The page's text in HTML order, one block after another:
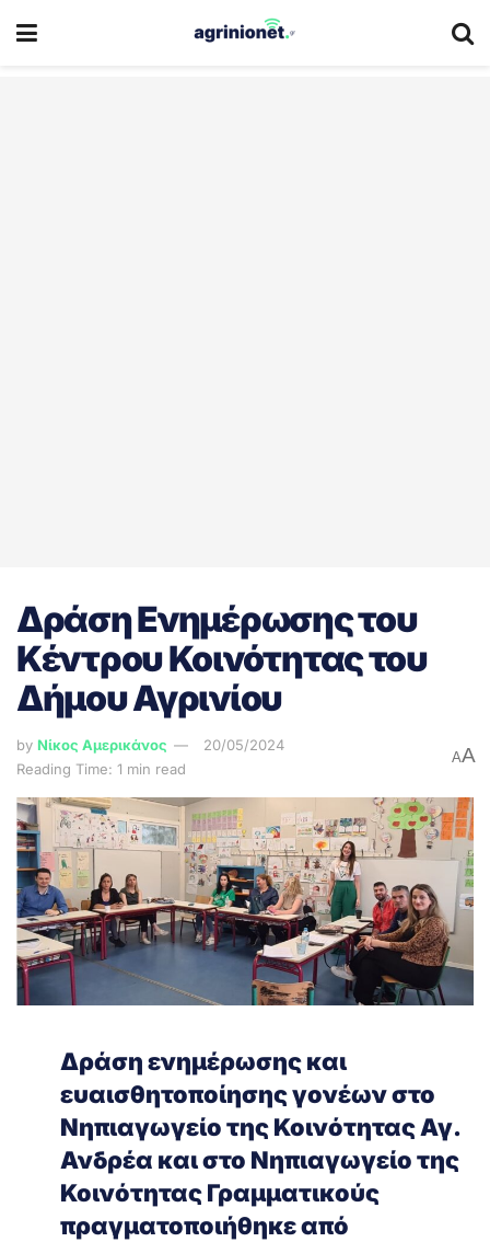
Δράση Ενημέρωσης του
Κέντρου Κοινότητας του
Δήμου Αγρινίου
by Νίκος Αμερικάνος
20/05/2024
Reading Time: 1 min read
AA
Δράση ενημέρωσης και
ευαισθητοποίησης γονέων στο
Νηπιαγωγείο της Κοινότητας Αγ.
Ανδρέα και στο Νηπιαγωγείο της
Κοινότητας Γραμματικούς
πραγματοποιήθηκε από